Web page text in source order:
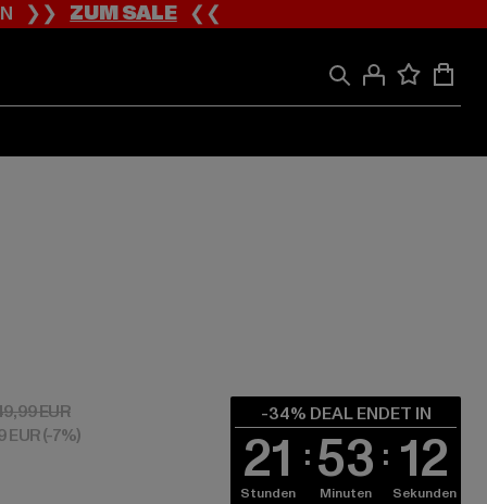
❯❯ZUM SALE❮❮
EUR
EURAktionspreis: 49,99 EUR
EUR(-7%)
-34% DEAL ENDET IN
21
Stunden 53
Minuten 12
Sekunden